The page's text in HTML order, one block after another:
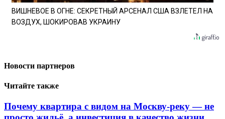
ВИШНЕВОЕ В ОГНЕ: СЕКРЕТНЫЙ АРСЕНАЛ США ВЗЛЕТЕЛ НА
ВОЗДУХ, ШОКИРОВАВ УКРАИНУ
Новости партнеров
Читайте также
Почему квартира с видом на Москву-реку — не